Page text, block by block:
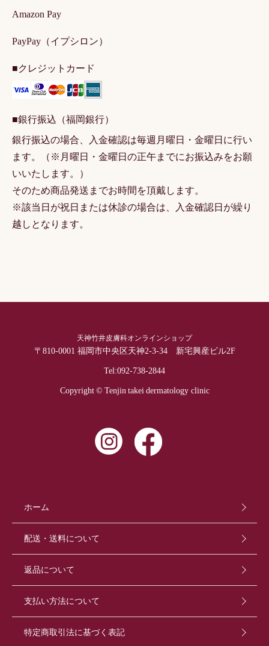
Amazon Pay
PayPay（イプシロン）
■クレジットカード
■銀行振込（福岡銀行）
銀行振込の場合、入金確認は毎週月曜日・金曜日に行い
ます。（※月曜日・金曜日の正午までにお振込みをお願
いいたします。）
そのため商品発送までお時間を頂戴します。
※該当日が祝日または休診の場合は、入金確認日が繰り
越しとなります。
天神竹井皮膚科オンラインショップ
〒810-0001 福岡市中央区天神2-3-34 新宅興産ビル2F
Tel:092-738-2844
Copyright © Tenjin takei dermatology clinic
ホーム
配送・送料について
返品について
支払い方法について
特定商取引法に基づく表記